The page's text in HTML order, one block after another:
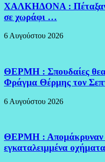
ΧΑΛΚΗΔΟΝΑ : Πέταξαν
σε χωράφι …
6 Αυγούστου 2026
ΘΕΡΜΗ : Σπουδαίες
Φράγμα Θέρμης τον
6 Αυγούστου 2026
ΘΕΡΜΗ : Απομάκρυναν
εγκαταλειμμένα